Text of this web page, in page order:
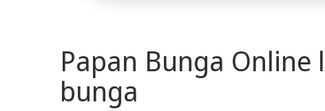
Papan Bunga
bunga